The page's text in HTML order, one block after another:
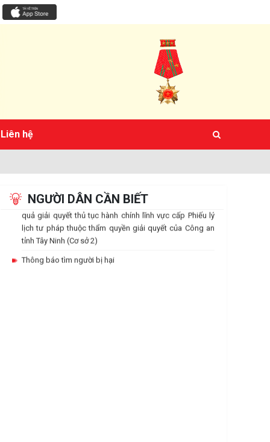
an tỉnh và Địa điểm tiếp công dân của Công an cấp xã kể từ ngày 01/
Liên hệ
NGƯỜI DÂN CẦN BIẾT
học cơ sở vào Trường Văn hóa CAND năm học 2026 –
2027.
Thông báo về việc bán tài sản được xác lập quyền sở
Thông báo lịch tiếp công dân định kỳ và thường xuyên
Thông báo về việc lựa chọn tổ chức hành nghề đấu giá
Thông báo Kết luận thanh tra việc chấp hành các quy
định pháp luật về quản lý một số ngành, nghề đầu tư
kinh doanh có điều kiện về an ninh, trật tự
Thông báo về việc thay đổi địa điểm tiếp nhận và trả kết
quả giải quyết thủ tục hành chính lĩnh vực cấp Phiếu lý
lịch tư pháp thuộc thẩm quyền giải quyết của Công an
tỉnh Tây Ninh (Cơ sở 2)